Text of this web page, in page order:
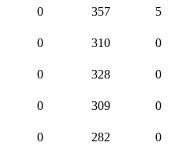
0 357 5
0 310 0
0 328 0
0 309 0
0 282 0